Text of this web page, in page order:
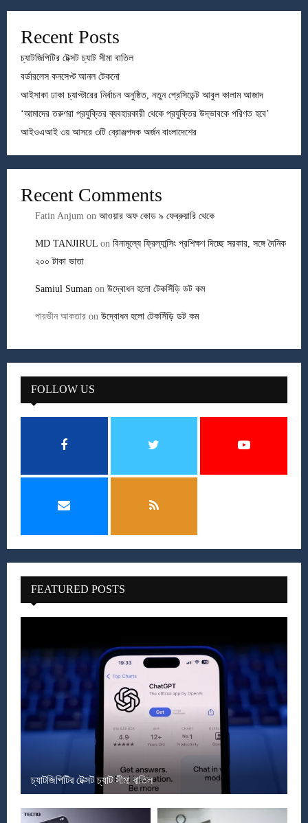
Recent Posts
চ্যাটজিপিটির টেক্সট চ্যাট সীমা বাতিল
বর্ডারলেস কনসেপ্ট আনল টেকনো
আইসাকা ঢাকা চ্যাপ্টারের নির্বাচন অনুষ্ঠিত, নতুন প্রেসিডেন্ট আবুল কালাম আজাদ
‘আমাদের তরুণরা প্রযুক্তির ব্যবহারকারী থেকে প্রযুক্তির উদ্ভাবকে পরিণত হবে’
আইওএআই ৩য় আসরে ৩টি ব্রোঞ্জপদক অর্জন বাংলাদেশের
Recent Comments
Fatin Anjum on আওয়ার অফ কোড ৯ ফেব্রুয়ারি থেকে
MD TANJIRUL on বিনামূল্যে ফ্রিল্যান্সিং প্রশিক্ষণ দিচ্ছে সরকার, সঙ্গে দৈনিক
২০০ টাকা ভাতা
Samiul Suman on উদ্বোধন হলো টেকসিঁড়ি ডট কম
পারভীন আকতার on উদ্বোধন হলো টেকসিঁড়ি ডট কম
FOLLOW US
FEATURED POSTS
চ্যাটজিপিটির টেক্সট চ্যাট সীমা বাতিল